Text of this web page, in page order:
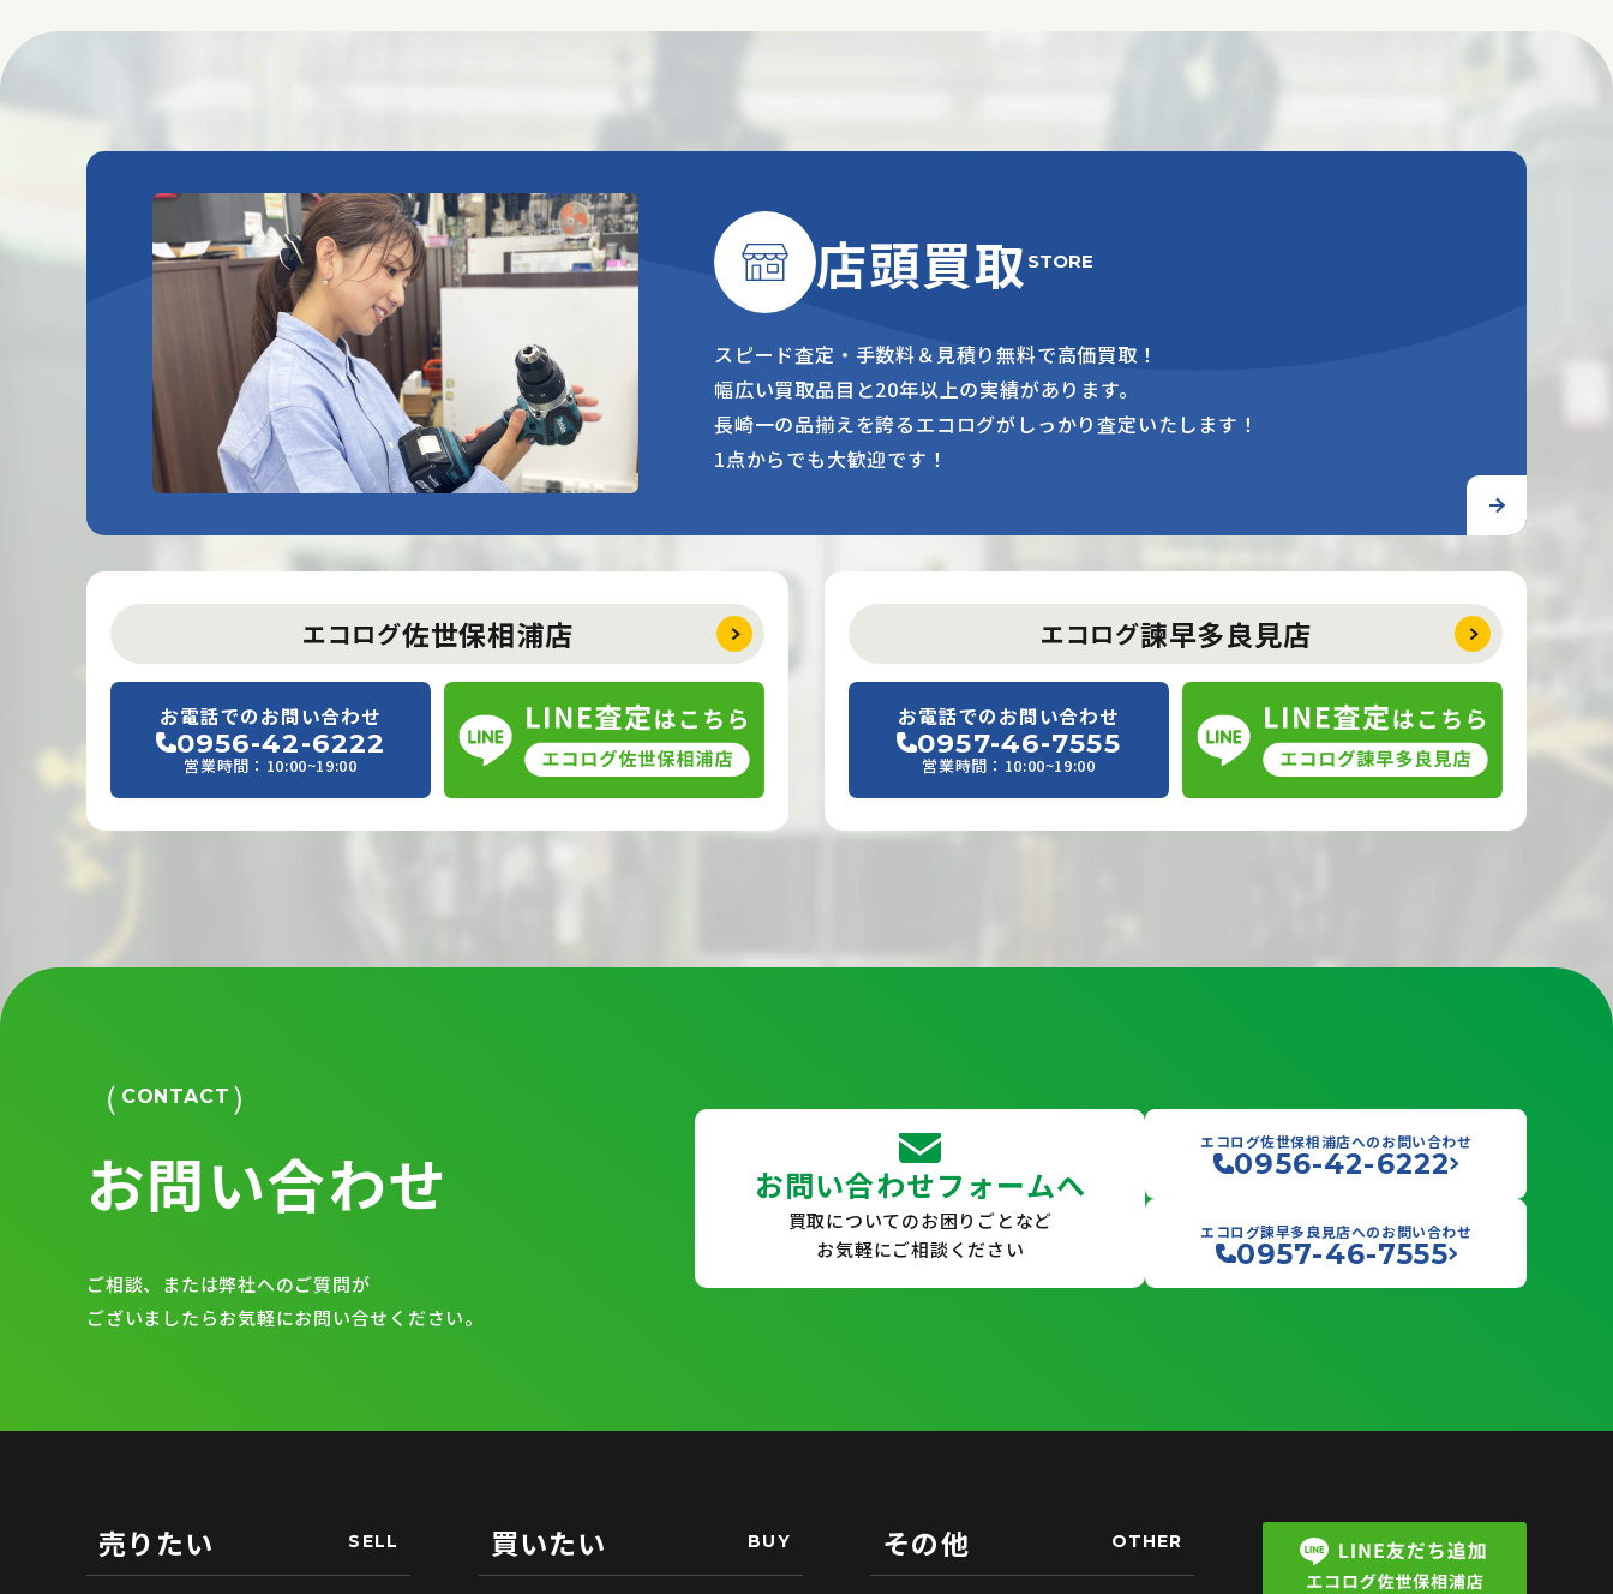
店頭買取 STORE
スピード査定・手数料＆見積り無料で高価買取！
幅広い買取品目と20年以上の実績があります。
長崎一の品揃えを誇るエコログがしっかり査定いたします！
1点からでも大歓迎です！
エコログ佐世保相浦店
お電話でのお問い合わせ
0956-42-6222
営業時間：10:00~19:00
エコログ諫早多良見店
お電話でのお問い合わせ
0957-46-7555
営業時間：10:00~19:00
CONTACT
お問い合わせ
ご相談、または弊社へのご質問が
ございましたらお気軽にお問い合せください。
お問い合わせフォームへ
買取についてのお困りごとなど
お気軽にご相談ください
エコログ佐世保相浦店へのお問い合わせ
0956-42-6222
エコログ諫早多良見店へのお問い合わせ
0957-46-7555
売りたい SELL 買いたい BUY その他 OTHER